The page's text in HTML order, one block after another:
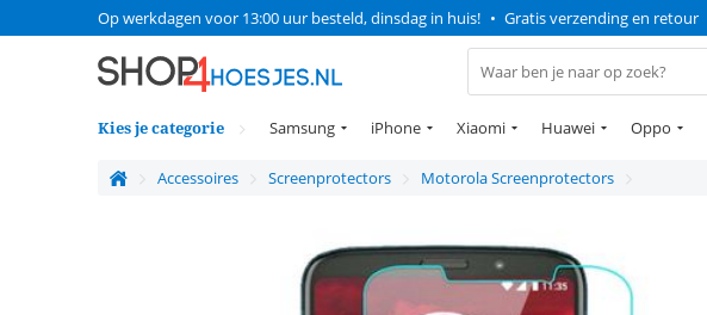
Op werkdagen voor 13:00 uur besteld, dinsdag in huis! • Gratis verzending en retour
Kies je categorie Samsung iPhone Xiaomi Huawei Oppo
Accessoires Screenprotectors Motorola Screenprotectors